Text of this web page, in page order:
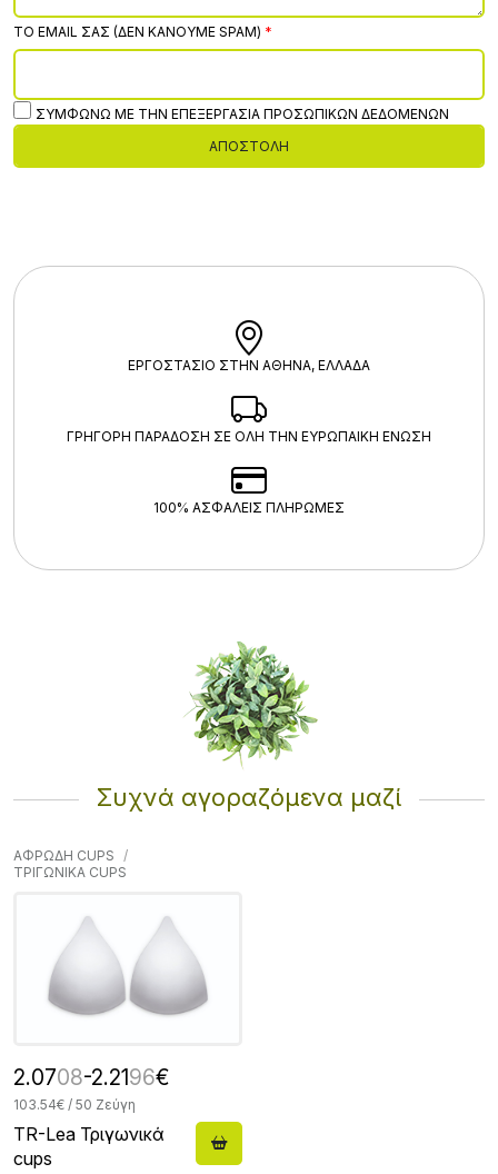
ΤΟ EMAIL ΣΑΣ (ΔΕΝ ΚΆΝΟΥΜΕ SPAM)
ΣΥΜΦΩΝΏ ΜΕ ΤΗΝ ΕΠΕΞΕΡΓΑΣΊΑ ΠΡΟΣΩΠΙΚΏΝ ΔΕΔΟΜΈΝΩΝ
ΑΠΟΣΤΟΛΉ
ΕΡΓΟΣΤΑΣΙΟ ΣΤΗΝ ΑΘΗΝΑ, ΕΛΛΑΔΑ
ΓΡΗΓΟΡΗ ΠΑΡΑΔΟΣΗ ΣΕ ΟΛΗ ΤΗΝ ΕΥΡΩΠΑΙΚΗ ΕΝΩΣΗ
100% ΑΣΦΑΛΕΊΣ ΠΛΗΡΩΜΈΣ
Συχνά αγοραζόμενα μαζί
ΑΦΡΩΔΗ CUPS
ΤΡΙΓΩΝΙΚΑ CUPS
2.0708-2.2196€
103.54€ / 50 Ζεύγη
TR-Lea Τριγωνικά
cups